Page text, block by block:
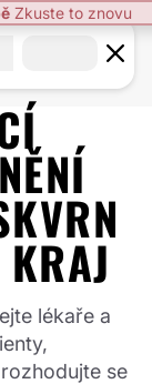
lékaře a
se